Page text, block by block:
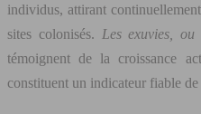
individus, attirant
sites colonisés. Les exuvies, ou
témoignent de la croissance
constituent un indicateur fiable